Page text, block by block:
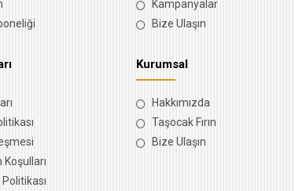
Kampanyalar
Bize Ulaşın
Kurumsal
Hakkımızda
Taşocak Fırın
Bize Ulaşın